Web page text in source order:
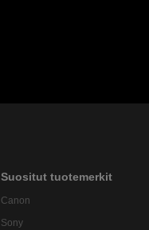
Suositut tuotemerkit
Canon
Sony